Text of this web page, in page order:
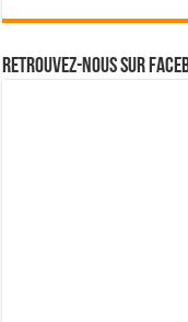
Retrouvez-nous sur